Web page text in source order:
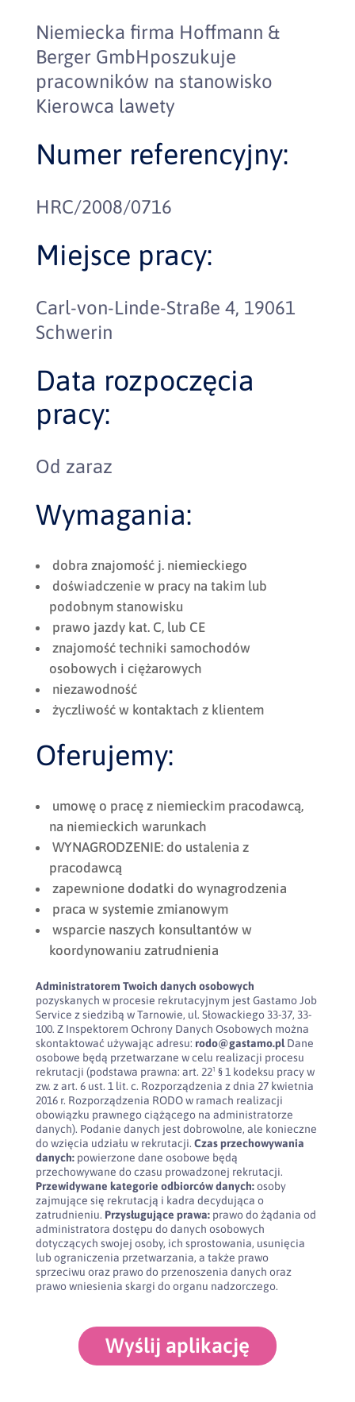
Niemiecka firma Hoffmann &
Berger GmbHposzukuje
pracowników na stanowisko
Kierowca lawety
Numer referencyjny:
HRC/2008/0716
Miejsce pracy:
Carl-von-Linde-Straße 4, 19061
Schwerin
Data rozpoczęcia
pracy:
Od zaraz
Wymagania:
dobra znajomość j. niemieckiego
doświadczenie w pracy na takim lub
podobnym stanowisku
prawo jazdy kat. C, lub CE
znajomość techniki samochodów
osobowych i ciężarowych
niezawodność
życzliwość w kontaktach z klientem
Oferujemy:
umowę o pracę z niemieckim pracodawcą,
na niemieckich warunkach
WYNAGRODZENIE: do ustalenia z
pracodawcą
zapewnione dodatki do wynagrodzenia
praca w systemie zmianowym
wsparcie naszych konsultantów w
koordynowaniu zatrudnienia
Administratorem Twoich danych osobowych
pozyskanych w procesie rekrutacyjnym jest Gastamo Job
Service z siedzibą w Tarnowie, ul. Słowackiego 33-37, 33-
100. Z Inspektorem Ochrony Danych Osobowych można
skontaktować używając adresu: rodo@gastamo.plDane
osobowe będą przetwarzane w celu realizacji procesu
rekrutacji (podstawa prawna: art. 22¹ § 1 kodeksu pracy w
zw. z art. 6 ust. 1 lit. c. Rozporządzenia z dnia 27 kwietnia
2016 r. Rozporządzenia RODO w ramach realizacji
obowiązku prawnego ciążącego na administratorze
danych). Podanie danych jest dobrowolne, ale konieczne
do wzięcia udziału w rekrutacji. Czas przechowywania
danych:powierzone dane osobowe będą
przechowywane do czasu prowadzonej rekrutacji.
Przewidywane kategorie odbiorców danych:osoby
zajmujące się rekrutacją i kadra decydująca o
zatrudnieniu. Przysługujące prawa:prawo do żądania od
administratora dostępu do danych osobowych
dotyczących swojej osoby, ich sprostowania, usunięcia
lub ograniczenia przetwarzania, a także prawo
sprzeciwu oraz prawo do przenoszenia danych oraz
prawo wniesienia skargi do organu nadzorczego.
Wyślij aplikację